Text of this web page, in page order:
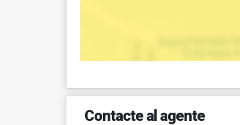
Contacte al agente